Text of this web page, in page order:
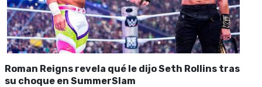
Roman Reigns revela qué le dijo Seth Rollins tras
su choque en SummerSlam